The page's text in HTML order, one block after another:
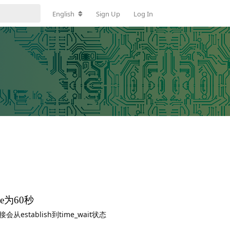
English Sign Up Log In
为60秒
会从establish到time_wait状态